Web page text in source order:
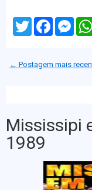
T
w
e
F
o
M
n
← Postagem mais
Mississipi
1989